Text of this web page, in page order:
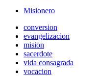
Misionero
conversion
evangelizacion
mision
sacerdote
vida consagrada
vocacion